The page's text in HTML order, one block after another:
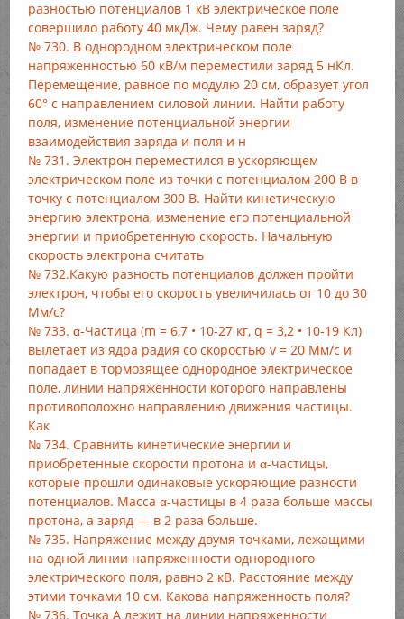
разностью потенциалов 1 кВ электрическое поле
совершило работу 40 мкДж. Чему равен заряд?
№ 730. В однородном электрическом поле
напряженностью 60 кВ/м переместили заряд 5 нКл.
Перемещение, равное по модулю 20 см, образует угол
60° с направлением силовой линии. Найти работу
поля, изменение потенциальной энергии
взаимодействия заряда и поля и н
№ 731. Электрон переместился в ускоряющем
электрическом поле из точки с потенциалом 200 В в
точку с потенциалом 300 В. Найти кинетическую
энергию электрона, изменение его потенциальной
энергии и приобретенную скорость. Начальную
скорость электрона считать
№ 732.Какую разность потенциалов должен пройти
электрон, чтобы его скорость увеличилась от 10 до 30
Мм/с?
№ 733. α-Частица (m = 6,7 • 10-27 кг, q = 3,2 • 10-19 Кл)
вылетает из ядра радия со скоростью v = 20 Мм/с и
попадает в тормозящее однородное электрическое
поле, линии напряженности которого направлены
противоположно направлению движения частицы.
Как
№ 734. Сравнить кинетические энергии и
приобретенные скорости протона и α-частицы,
которые прошли одинаковые ускоряющие разности
потенциалов. Масса α-частицы в 4 раза больше массы
протона, а заряд — в 2 раза больше.
№ 735. Напряжение между двумя точками, лежащими
на одной линии напряженности однородного
электрического поля, равно 2 кВ. Расстояние между
этими точками 10 см. Какова напряженность поля?
№ 736. Точка А лежит на линии напряженности